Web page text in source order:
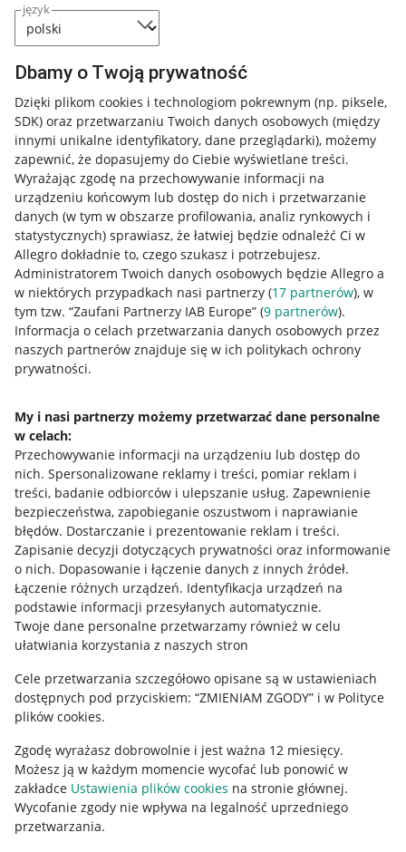
język
Dbamy o Twoją prywatność
Dzięki plikom cookies i technologiom pokrewnym (np. piksele,
SDK) oraz przetwarzaniu Twoich danych osobowych (między
innymi unikalne identyfikatory, dane przeglądarki), możemy
zapewnić, że dopasujemy do Ciebie wyświetlane treści.
Wyrażając zgodę na przechowywanie informacji na
urządzeniu końcowym lub dostęp do nich i przetwarzanie
danych (w tym w obszarze profilowania, analiz rynkowych i
statystycznych) sprawiasz, że łatwiej będzie odnaleźć Ci w
Allegro dokładnie to, czego szukasz i potrzebujesz.
Administratorem Twoich danych osobowych będzie Allegro a
w niektórych przypadkach nasi partnerzy (17 partnerów), w
tym tzw. “Zaufani Partnerzy IAB Europe” (9 partnerów).
Informacja o celach przetwarzania danych osobowych przez
naszych partnerów znajduje się w ich politykach ochrony
prywatności.
My i nasi partnerzy możemy przetwarzać dane personalne
w celach:
Przechowywanie informacji na urządzeniu lub dostęp do
nich. Spersonalizowane reklamy i treści, pomiar reklam i
treści, badanie odbiorców i ulepszanie usług. Zapewnienie
bezpieczeństwa, zapobieganie oszustwom i naprawianie
błędów. Dostarczanie i prezentowanie reklam i treści.
Zapisanie decyzji dotyczących prywatności oraz informowanie
o nich. Dopasowanie i łączenie danych z innych źródeł.
Łączenie różnych urządzeń. Identyfikacja urządzeń na
podstawie informacji przesyłanych automatycznie.
Twoje dane personalne przetwarzamy również w celu
ułatwiania korzystania z naszych stron
Cele przetwarzania szczegółowo opisane są w ustawieniach
dostępnych pod przyciskiem: “ZMIENIAM ZGODY” i w Polityce
plików cookies.
Zgodę wyrażasz dobrowolnie i jest ważna 12 miesięcy.
Możesz ją w każdym momencie wycofać lub ponowić w
zakładce Ustawienia plików cookies na stronie głównej.
Wycofanie zgody nie wpływa na legalność uprzedniego
przetwarzania.
Przydatne informacje
Jak to działa
Allegro Gadane dla sprzedających
Allegro Gadane dla kupujących
Mapa miejscowości
Informacje prawne
Regulamin
Polityka plików "cookies"
Ustawienia plików "cookies"
Udostępnianie lokalizacji
Informacje dla Aktu o Usługach Cyfrowych
Pobierz aplikację